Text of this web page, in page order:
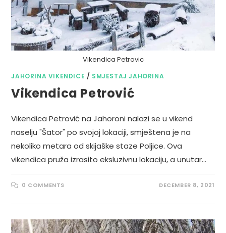
Vikendica Petrovic
JAHORINA VIKENDICE / SMJESTAJ JAHORINA
Vikendica Petrović
Vikendica Petrović na Jahoroni nalazi se u vikend
naselju "Šator" po svojoj lokaciji, smještena je na
nekoliko metara od skijaške staze Poljice. Ova
vikendica pruža izrasito eksluzivnu lokaciju, a unutar…
0 COMMENTS DECEMBER 8, 2021